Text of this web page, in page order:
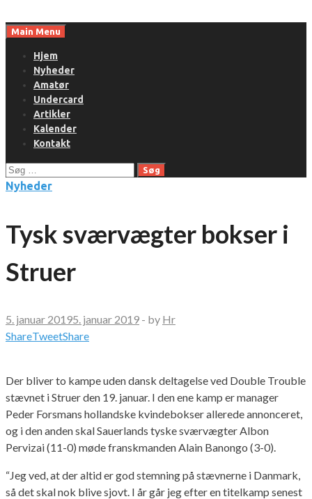
toMain Menu
Hjem
Nyheder
Amatør
Undercard
Artikler
Kalender
Kontakt
Søg
efter:
Nyheder
Tysk sværvægter bokser i
Struer
5. januar 20195. januar 2019 - by Hr
ShareTweetShare
Der bliver to kampe uden dansk deltagelse ved Double Trouble
stævnet i Struer den 19. januar. I den ene kamp er manager
Peder Forsmans hollandske kvindebokser allerede annonceret,
og i den anden skal Sauerlands tyske sværvægter Albon
Pervizai (11-0) møde franskmanden Alain Banongo (3-0).
“Jeg ved, at der altid er god stemning på stævnerne i Danmark,
så det skal nok blive sjovt. I år går jeg efter en titelkamp senest